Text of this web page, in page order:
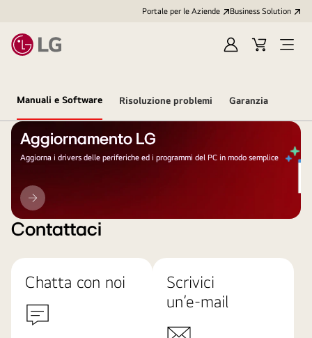
Portale per le Aziende Business Solution
AccediCart
Open
Manuali e Software Risoluzione problemi Garanzia
Aggiornamento LG
Aggiorna i drivers delle periferiche ed i programmi del PC in modo semplice
Aggiornamento
LG
Contattaci
Chatta con noi
Scrivici
un’e-mail